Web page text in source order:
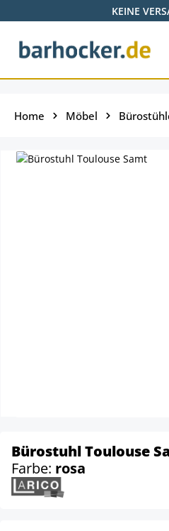
Zum Hauptinhalt springen
KEINE
Home Möbel
Bürostuhl Toulouse
Farbe: rosa